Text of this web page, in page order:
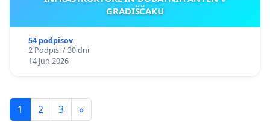
GRADIŠČAKU
54 podpisov
2 Podpisi / 30 dni
14 Jun 2026
1 2 3 »